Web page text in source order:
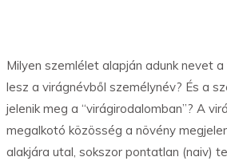
Milyen szemlélet alapján adunk nevet
lesz a virágnévből személynév? És a
jelenik meg a “virágirodalomban”? A
megalkotó közösség a növény
alakjára utal, sokszor pontatlan (naiv)